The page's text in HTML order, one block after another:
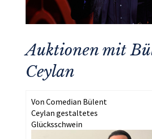
Auktionen mit
Ceylan
Von Comedian Bülent
Ceylan gestaltetes
Glücksschwein